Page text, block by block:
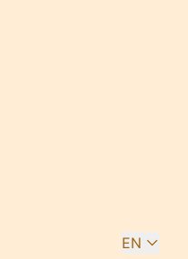
EN